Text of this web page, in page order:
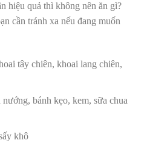
hiệu quả thì không nên ăn gì?
cần tránh xa nếu đang muốn
tây chiên, khoai lang chiên,
bánh kẹo, kem, sữa chua
khô